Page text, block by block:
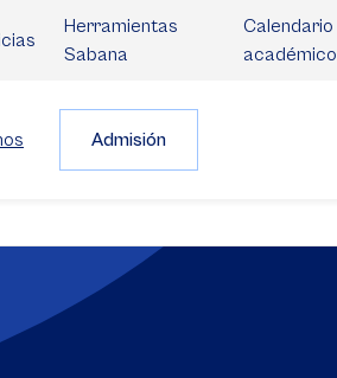
Herramientas
Sabana
Calendario
académico
Admisión